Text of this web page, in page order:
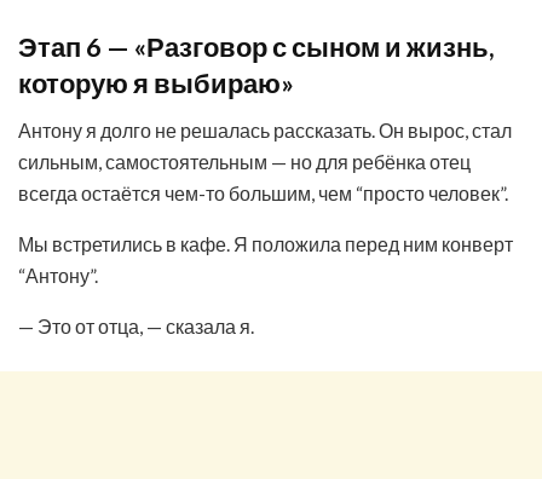
Этап 6 — «Разговор с сыном и жизнь,
которую я выбираю»
Антону я долго не решалась рассказать. Он вырос, стал
сильным, самостоятельным — но для ребёнка отец
всегда остаётся чем-то большим, чем “просто человек”.
Мы встретились в кафе. Я положила перед ним конверт
“Антону”.
— Это от отца, — сказала я.